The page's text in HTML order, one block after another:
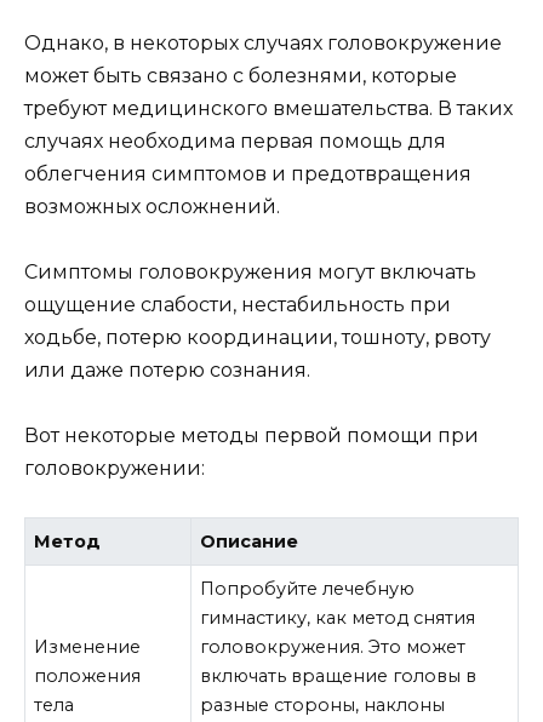
Однако, в некоторых случаях головокружение
может быть связано с болезнями, которые
требуют медицинского вмешательства. В таких
случаях необходима первая помощь для
облегчения симптомов и предотвращения
возможных осложнений.
Симптомы головокружения могут включать
ощущение слабости, нестабильность при
ходьбе, потерю координации, тошноту, рвоту
или даже потерю сознания.
Вот некоторые методы первой помощи при
головокружении:
Метод Описание
Изменение
положения
тела
Попробуйте лечебную
гимнастику, как метод снятия
головокружения. Это может
включать вращение головы в
разные стороны, наклоны